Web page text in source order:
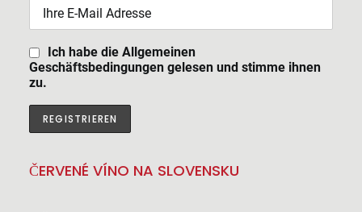
Ich habe die Allgemeinen
Geschäftsbedingungen gelesen und stimme ihnen
zu.
ČERVENÉ VÍNO NA SLOVENSKU